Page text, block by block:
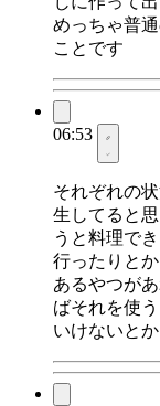
めっちゃ普
ことです
06:53
それぞれの
生してると
うと料理で
行ったりと
あるやつが
ばそれを使
いけないとか